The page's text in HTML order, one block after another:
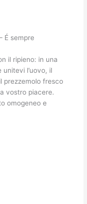
É sempre
il ripieno: in una
l’uovo, il
prezzemolo fresco
vostro piacere.
omogeneo e